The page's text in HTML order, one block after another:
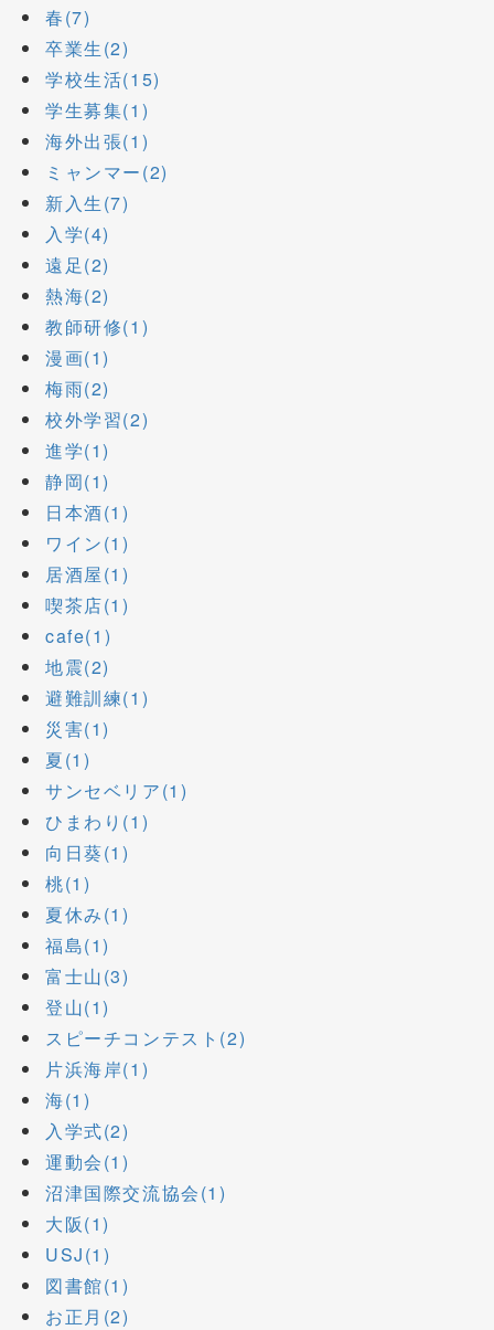
春(7)
卒業生(2)
学校生活(15)
学生募集(1)
海外出張(1)
ミャンマー(2)
新入生(7)
入学(4)
遠足(2)
熱海(2)
教師研修(1)
漫画(1)
梅雨(2)
校外学習(2)
進学(1)
静岡(1)
日本酒(1)
ワイン(1)
居酒屋(1)
喫茶店(1)
cafe(1)
地震(2)
避難訓練(1)
災害(1)
夏(1)
サンセベリア(1)
ひまわり(1)
向日葵(1)
桃(1)
夏休み(1)
福島(1)
富士山(3)
登山(1)
スピーチコンテスト(2)
片浜海岸(1)
海(1)
入学式(2)
運動会(1)
沼津国際交流協会(1)
大阪(1)
USJ(1)
図書館(1)
お正月(2)